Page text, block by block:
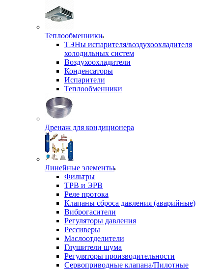
Теплообменники
ТЭНы испарителя/воздухоохладителя
холодильных систем
Воздухоохладители
Конденсаторы
Испарители
Теплообменники
Дренаж для кондиционера
Линейные элементы
Фильтры
ТРВ и ЭРВ
Реле протока
Клапаны сброса давления (аварийные)
Виброгасители
Регуляторы давления
Рессиверы
Маслоотделители
Глушители шума
Регуляторы производительности
Сервоприводные клапана/Пилотные